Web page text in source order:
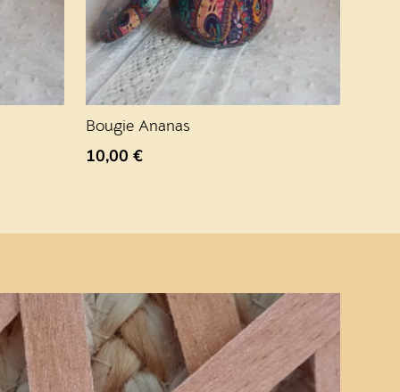
Bougie Ananas
10,00€